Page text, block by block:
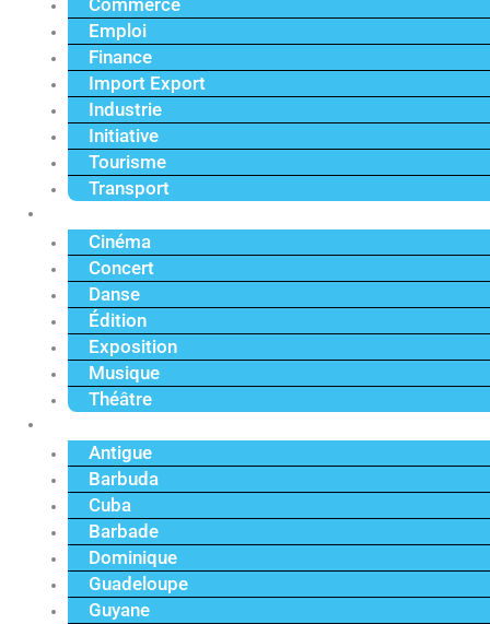
Commerce
Emploi
Finance
Import Export
Industrie
Initiative
Tourisme
Transport
Cinéma
Concert
Danse
Édition
Exposition
Musique
Théâtre
Antigue
Barbuda
Cuba
Barbade
Dominique
Guadeloupe
Guyane